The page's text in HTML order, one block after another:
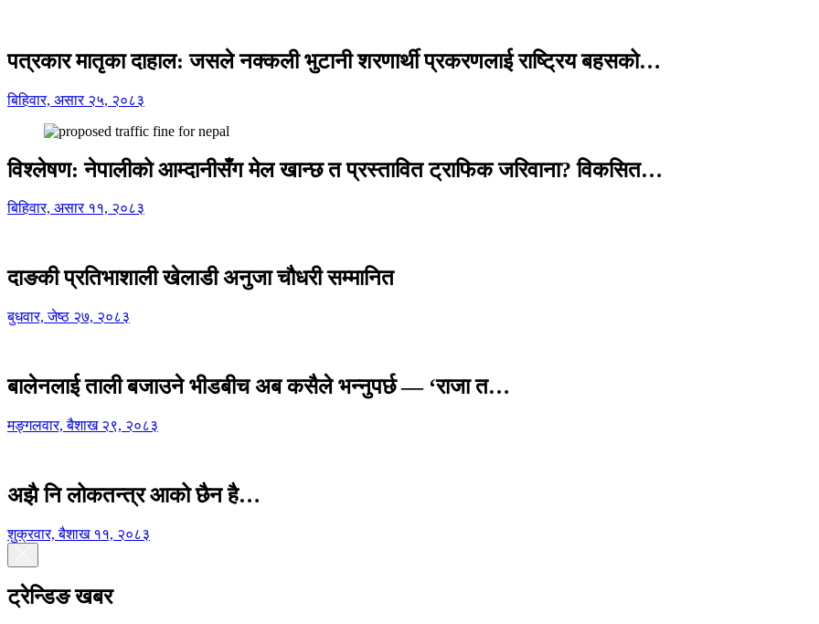
पत्रकार मातृका दाहाल: जसले नक्कली भुटानी शरणार्थी प्रकरणलाई राष्ट्रिय बहसको…
बिहिवार, असार २५, २०८३
विश्लेषण: नेपालीको आम्दानीसँग मेल खान्छ त प्रस्तावित ट्राफिक जरिवाना? विकसित…
बिहिवार, असार ११, २०८३
दाङकी प्रतिभाशाली खेलाडी अनुजा चौधरी सम्मानित
बुधवार, जेष्ठ २७, २०८३
बालेनलाई ताली बजाउने भीडबीच अब कसैले भन्नुपर्छ — ‘राजा त…
मङ्गलवार, बैशाख २९, २०८३
अझै नि लोकतन्त्र आको छैन है…
शुक्रवार, बैशाख ११, २०८३
ट्रेन्डिङ खबर